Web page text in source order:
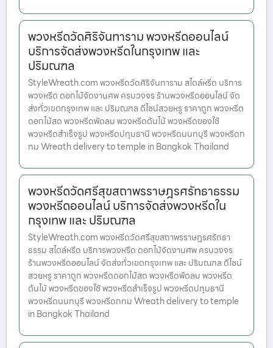
พวงหรีดวัดศิริจันทาราม พวงหรีดออนไลน์
บริการจัดส่งพวงหรีดในกรุงเทพ และ
ปริมณฑล
StyleWreath.com พวงหรีดวัดศิริจันทาราม สไตล์หรีด บริการ
พวงหรีด ดอกไม้จัดงานศพ ครบวงจร ร้านพวงหรีดออนไลน์ จัด
ส่งทั่วเขตกรุงเทพ และ ปริมณฑล ดีไซน์สวยหรู ราคาถูก พวงหรีด
ดอกไม้สด พวงหรีดพัดลม พวงหรีดต้นไม้ พวงหรีดของใช้
พวงหรีดสำเร็จรูป พวงหรีดปทุมธานี พวงหรีดนนทบุรี พวงหรีดก
ทม Wreath delivery to temple in Bangkok Thailand
พวงหรีดวัดศรีสุขสถาพรราษฎรศรัทธาธรรม
พวงหรีดออนไลน์ บริการจัดส่งพวงหรีดใน
กรุงเทพ และ ปริมณฑล
StyleWreath.com พวงหรีดวัดศรีสุขสถาพรราษฎรศรัทธา
ธรรม สไตล์หรีด บริการพวงหรีด ดอกไม้จัดงานศพ ครบวงจร
ร้านพวงหรีดออนไลน์ จัดส่งทั่วเขตกรุงเทพ และ ปริมณฑล ดีไซน์
สวยหรู ราคาถูก พวงหรีดดอกไม้สด พวงหรีดพัดลม พวงหรีด
ต้นไม้ พวงหรีดของใช้ พวงหรีดสำเร็จรูป พวงหรีดปทุมธานี
พวงหรีดนนทบุรี พวงหรีดกทม Wreath delivery to temple
in Bangkok Thailand